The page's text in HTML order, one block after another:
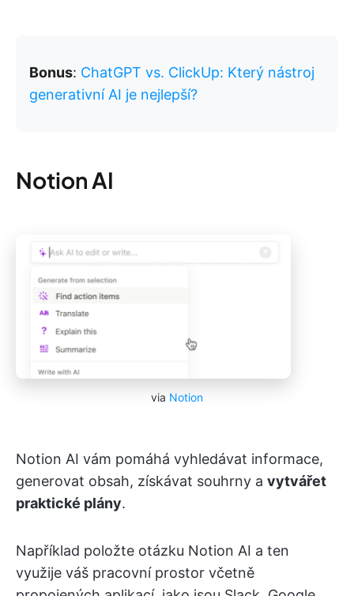
Bonus: ChatGPT vs. ClickUp: Který nástroj
generativní AI je nejlepší?
Notion AI
via Notion
Notion AI vám pomáhá vyhledávat informace,
generovat obsah, získávat souhrny a vytvářet
praktické plány.
Například položte otázku Notion AI a ten
využije váš pracovní prostor včetně